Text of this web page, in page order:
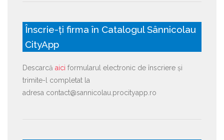
Înscrie-ți firma în Catalogul Sânnicolau
CityApp
Descarcă aici formularul electronic de înscriere și
trimite-l completat la
adresa contact@sannicolau.procityapp.ro